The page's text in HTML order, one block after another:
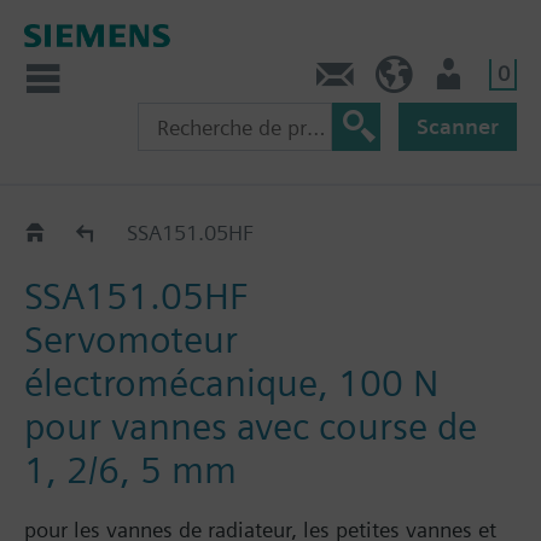
0
Scanner
SSA.. SSA151.05HF
SSA151.05HF
Servomoteur
électromécanique, 100 N
pour vannes avec course de
1, 2/6, 5 mm
pour les vannes de radiateur, les petites vannes et